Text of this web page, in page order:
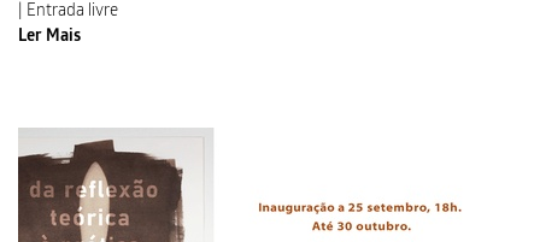
| Entrada livre
Ler Mais